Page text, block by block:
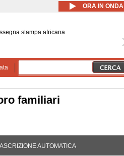
ORA IN ONDA
stampa africana
familiari
ATTIVA)AUTOMATICA